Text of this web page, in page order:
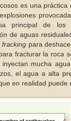
es una práctica
principal de los
de aguas
fracking para
fracturar la roca
mucha
el agua a alta
en realidad puede